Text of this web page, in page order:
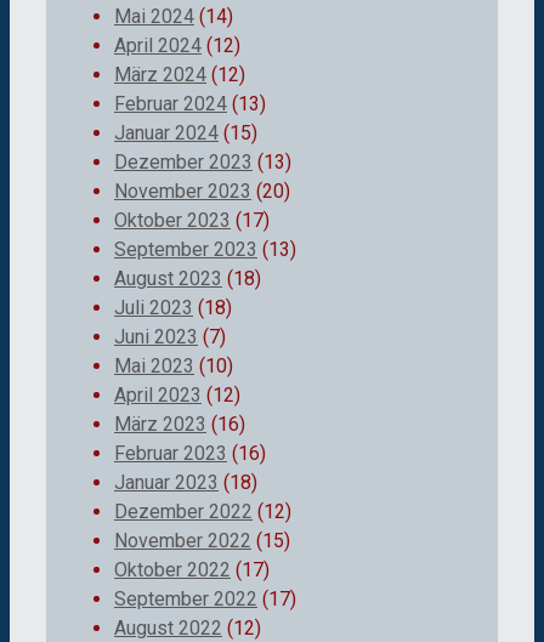
Mai 2024 (14)
April 2024 (12)
März 2024 (12)
Februar 2024 (13)
Januar 2024 (15)
Dezember 2023 (13)
November 2023 (20)
Oktober 2023 (17)
September 2023 (13)
August 2023 (18)
Juli 2023 (18)
Juni 2023 (7)
Mai 2023 (10)
April 2023 (12)
März 2023 (16)
Februar 2023 (16)
Januar 2023 (18)
Dezember 2022 (12)
November 2022 (15)
Oktober 2022 (17)
September 2022 (17)
August 2022 (12)